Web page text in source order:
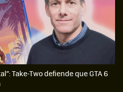
Take-Two defiende que GTA 6